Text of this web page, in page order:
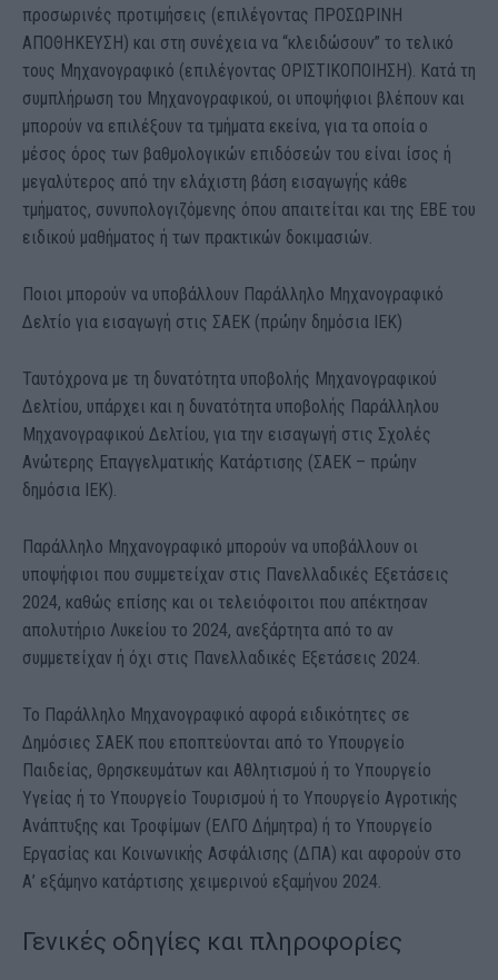
προσωρινές προτιμήσεις (επιλέγοντας ΠΡΟΣΩΡΙΝΗ
ΑΠΟΘΗΚΕΥΣΗ) και στη συνέχεια να “κλειδώσουν” το τελικό
τους Μηχανογραφικό (επιλέγοντας ΟΡΙΣΤΙΚΟΠΟΙΗΣΗ). Κατά τη
συμπλήρωση του Μηχανογραφικού, οι υποψήφιοι βλέπουν και
μπορούν να επιλέξουν τα τμήματα εκείνα, για τα οποία ο
μέσος όρος των βαθμολογικών επιδόσεών του είναι ίσος ή
μεγαλύτερος από την ελάχιστη βάση εισαγωγής κάθε
τμήματος, συνυπολογιζόμενης όπου απαιτείται και της ΕΒΕ του
ειδικού μαθήματος ή των πρακτικών δοκιμασιών.
Ποιοι μπορούν να υποβάλλουν Παράλληλο Μηχανογραφικό
Δελτίο για εισαγωγή στις ΣΑΕΚ (πρώην δημόσια ΙΕΚ)
Ταυτόχρονα με τη δυνατότητα υποβολής Μηχανογραφικού
Δελτίου, υπάρχει και η δυνατότητα υποβολής Παράλληλου
Μηχανογραφικού Δελτίου, για την εισαγωγή στις Σχολές
Ανώτερης Επαγγελματικής Κατάρτισης (ΣΑΕΚ – πρώην
δημόσια ΙΕΚ).
Παράλληλο Μηχανογραφικό μπορούν να υποβάλλουν οι
υποψήφιοι που συμμετείχαν στις Πανελλαδικές Εξετάσεις
2024, καθώς επίσης και οι τελειόφοιτοι που απέκτησαν
απολυτήριο Λυκείου το 2024, ανεξάρτητα από το αν
συμμετείχαν ή όχι στις Πανελλαδικές Εξετάσεις 2024.
Το Παράλληλο Μηχανογραφικό αφορά ειδικότητες σε
Δημόσιες ΣΑΕΚ που εποπτεύονται από το Υπουργείο
Παιδείας, Θρησκευμάτων και Αθλητισμού ή το Υπουργείο
Υγείας ή το Υπουργείο Τουρισμού ή το Υπουργείο Αγροτικής
Ανάπτυξης και Τροφίμων (ΕΛΓΟ Δήμητρα) ή το Υπουργείο
Εργασίας και Κοινωνικής Ασφάλισης (ΔΠΑ) και αφορούν στο
Α’ εξάμηνο κατάρτισης χειμερινού εξαμήνου 2024.
Γενικές οδηγίες και πληροφορίες